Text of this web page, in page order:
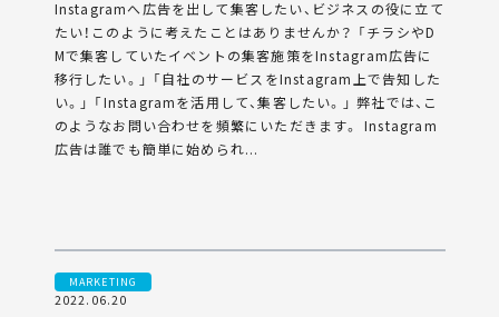
Instagramへ広告を出して集客したい、ビジネスの役に立て
たい！このように考えたことはありませんか？ 「チラシやD
Mで集客していたイベントの集客施策をInstagram広告に
移行したい。」 「自社のサービスをInstagram上で告知した
い。」 「Instagramを活用して、集客したい。」 弊社では、こ
のようなお問い合わせを頻繁にいただきます。 Instagram
広告は誰でも簡単に始められ...
MARKETING
2022.06.20